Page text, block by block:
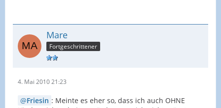
Mare
Fortgeschrittener
4. Mai 2010 21:23
Friesin : Meinte es eher so, dass ich auch OHNE